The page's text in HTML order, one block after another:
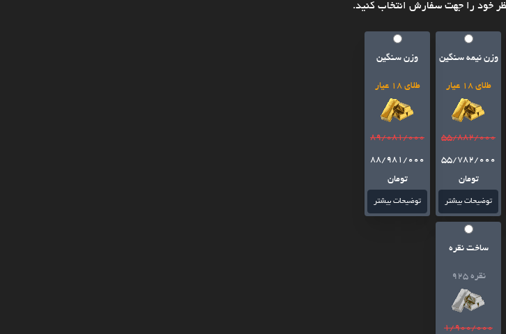
خود را جهت سفارش انتخاب کنید.
وزن نیمه سنگین
طلای 18 عیار
55/882/000
55/782/000
تومان
توضیحات بیشتر
وزن سنگین
طلای 18 عیار
89/081/000
88/981/000
تومان
توضیحات بیشتر
ساخت نقره
نقره 925
1/900/000